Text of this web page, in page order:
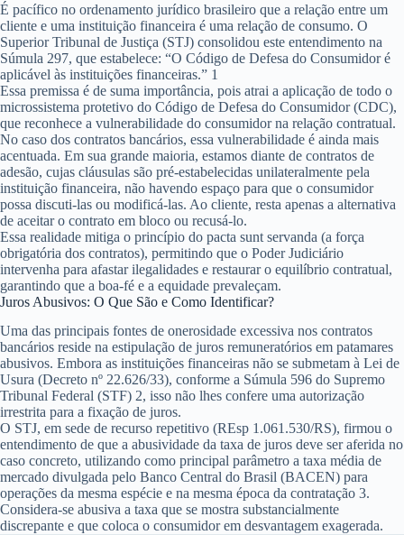
É pacífico no ordenamento jurídico brasileiro que a relação entre um
cliente e uma instituição financeira é uma relação de consumo. O
Superior Tribunal de Justiça (STJ) consolidou este entendimento na
Súmula 297, que estabelece: “O Código de Defesa do Consumidor é
aplicável às instituições financeiras.” 1
Essa premissa é de suma importância, pois atrai a aplicação de todo o
microssistema protetivo do Código de Defesa do Consumidor (CDC),
que reconhece a vulnerabilidade do consumidor na relação contratual.
No caso dos contratos bancários, essa vulnerabilidade é ainda mais
acentuada. Em sua grande maioria, estamos diante de contratos de
adesão, cujas cláusulas são pré-estabelecidas unilateralmente pela
instituição financeira, não havendo espaço para que o consumidor
possa discuti-las ou modificá-las. Ao cliente, resta apenas a alternativa
de aceitar o contrato em bloco ou recusá-lo.
Essa realidade mitiga o princípio do pacta sunt servanda (a força
obrigatória dos contratos), permitindo que o Poder Judiciário
intervenha para afastar ilegalidades e restaurar o equilíbrio contratual,
garantindo que a boa-fé e a equidade prevaleçam.
Juros Abusivos: O Que São e Como Identificar?
Uma das principais fontes de onerosidade excessiva nos contratos
bancários reside na estipulação de juros remuneratórios em patamares
abusivos. Embora as instituições financeiras não se submetam à Lei de
Usura (Decreto nº 22.626/33), conforme a Súmula 596 do Supremo
Tribunal Federal (STF) 2, isso não lhes confere uma autorização
irrestrita para a fixação de juros.
O STJ, em sede de recurso repetitivo (REsp 1.061.530/RS), firmou o
entendimento de que a abusividade da taxa de juros deve ser aferida no
caso concreto, utilizando como principal parâmetro a taxa média de
mercado divulgada pelo Banco Central do Brasil (BACEN) para
operações da mesma espécie e na mesma época da contratação 3.
Considera-se abusiva a taxa que se mostra substancialmente
discrepante e que coloca o consumidor em desvantagem exagerada.